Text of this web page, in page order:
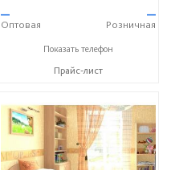
—
Оптовая
—
Розничная
+7 (4752) 56-53-36
Показать телефон
Прайс-лист